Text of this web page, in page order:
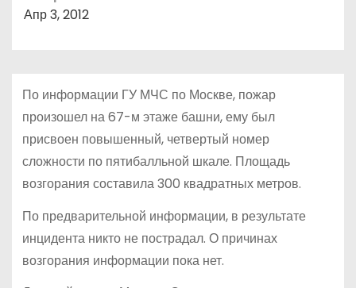
Апр 3, 2012
По информации ГУ МЧС по Москве, пожар
произошел на 67-м этаже башни, ему был
присвоен повышенный, четвертый номер
сложности по пятибалльной шкале. Площадь
возгорания составила 300 квадратных метров.
По предварительной информации, в результате
инцидента никто не пострадал. О причинах
возгорания информации пока нет.